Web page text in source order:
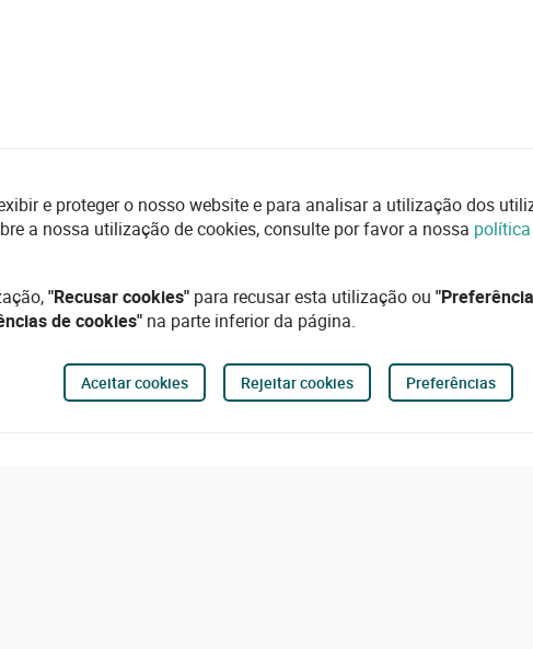
e proteger o nosso website e para analisar a utilização dos
a nossa utilização de cookies, consulte por favor a nossa
"Recusar cookies" para recusar esta utilização ou
de cookies" na parte inferior da página.
Aceitar cookies Rejeitar cookies Preferências